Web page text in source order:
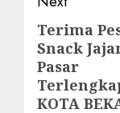
Next
post:
Terima
Snack
Pasar
KOTA